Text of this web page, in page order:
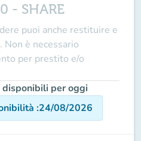
- SHARE
puoi anche restituire e
è necessario
per prestito e/o
disponibili per oggi
:24/08/2026